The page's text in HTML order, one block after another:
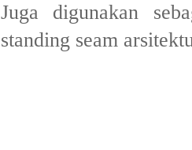
Juga digunakan
standing seam